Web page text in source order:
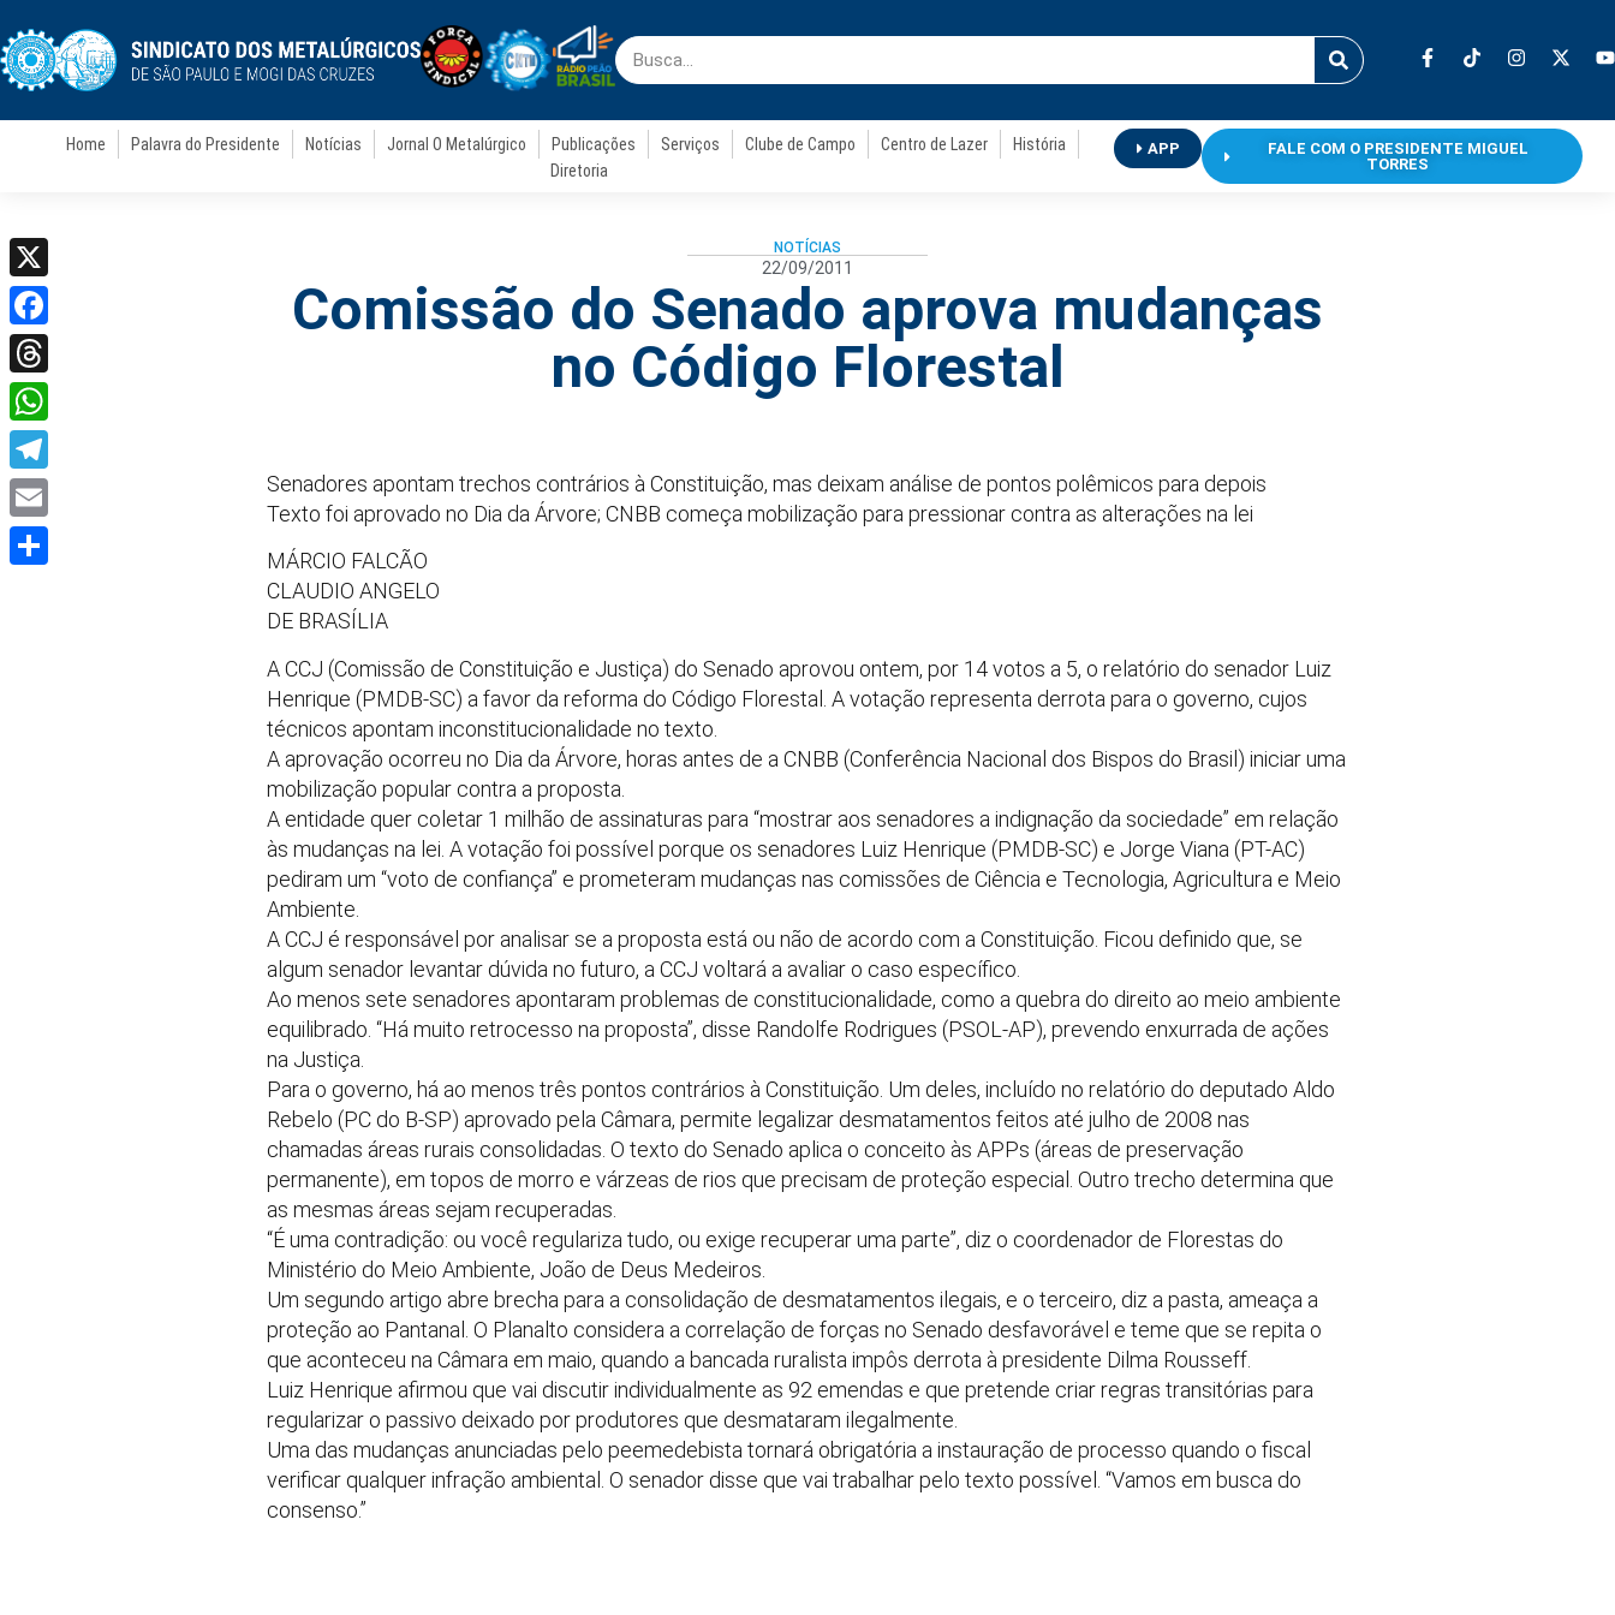
Home Palavra do Presidente Notícias Jornal O Metalúrgico Publicações Serviços Clube de Campo Centro de Lazer
História
Diretoria
APP
FALE COM O PRESIDENTE MIGUEL
TORRES
NOTÍCIAS
22/09/2011
Comissão do Senado aprova mudanças
no Código Florestal
Senadores apontam trechos contrários à Constituição, mas deixam análise de pontos polêmicos para depois
Texto foi aprovado no Dia da Árvore; CNBB começa mobilização para pressionar contra as alterações na lei
MÁRCIO FALCÃO
CLAUDIO ANGELO
DE BRASÍLIA
A CCJ (Comissão de Constituição e Justiça) do Senado aprovou ontem, por 14 votos a 5, o relatório do senador Luiz
Henrique (PMDB-SC) a favor da reforma do Código Florestal. A votação representa derrota para o governo, cujos
técnicos apontam inconstitucionalidade no texto.
A aprovação ocorreu no Dia da Árvore, horas antes de a CNBB (Conferência Nacional dos Bispos do Brasil) iniciar uma
mobilização popular contra a proposta.
A entidade quer coletar 1 milhão de assinaturas para “mostrar aos senadores a indignação da sociedade” em relação
às mudanças na lei. A votação foi possível porque os senadores Luiz Henrique (PMDB-SC) e Jorge Viana (PT-AC)
pediram um “voto de confiança” e prometeram mudanças nas comissões de Ciência e Tecnologia, Agricultura e Meio
Ambiente.
A CCJ é responsável por analisar se a proposta está ou não de acordo com a Constituição. Ficou definido que, se
algum senador levantar dúvida no futuro, a CCJ voltará a avaliar o caso específico.
Ao menos sete senadores apontaram problemas de constitucionalidade, como a quebra do direito ao meio ambiente
equilibrado. “Há muito retrocesso na proposta”, disse Randolfe Rodrigues (PSOL-AP), prevendo enxurrada de ações
na Justiça.
Para o governo, há ao menos três pontos contrários à Constituição. Um deles, incluído no relatório do deputado Aldo
Rebelo (PC do B-SP) aprovado pela Câmara, permite legalizar desmatamentos feitos até julho de 2008 nas
chamadas áreas rurais consolidadas. O texto do Senado aplica o conceito às APPs (áreas de preservação
permanente), em topos de morro e várzeas de rios que precisam de proteção especial. Outro trecho determina que
as mesmas áreas sejam recuperadas.
“É uma contradição: ou você regulariza tudo, ou exige recuperar uma parte”, diz o coordenador de Florestas do
Ministério do Meio Ambiente, João de Deus Medeiros.
Um segundo artigo abre brecha para a consolidação de desmatamentos ilegais, e o terceiro, diz a pasta, ameaça a
proteção ao Pantanal. O Planalto considera a correlação de forças no Senado desfavorável e teme que se repita o
que aconteceu na Câmara em maio, quando a bancada ruralista impôs derrota à presidente Dilma Rousseff.
Luiz Henrique afirmou que vai discutir individualmente as 92 emendas e que pretende criar regras transitórias para
regularizar o passivo deixado por produtores que desmataram ilegalmente.
Uma das mudanças anunciadas pelo peemedebista tornará obrigatória a instauração de processo quando o fiscal
verificar qualquer infração ambiental. O senador disse que vai trabalhar pelo texto possível. “Vamos em busca do
consenso.”
X
Facebook
Threads
WhatsApp
Telegram
Email